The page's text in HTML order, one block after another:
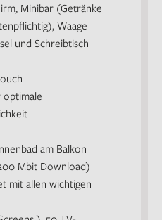
Minibar (Getränke
Waage
und Schreibtisch
am Balkon
Mbit Download)
mit allen wichtigen